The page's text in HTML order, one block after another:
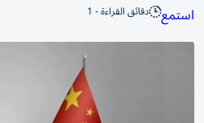
استمع دقائق القراءة - 1